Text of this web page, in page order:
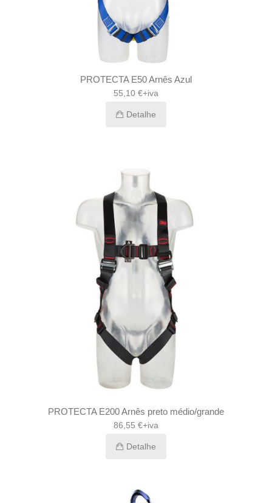
PROTECTA E50 Arnês Azul
55,10 €+iva
Detalhe
PROTECTA E200 Arnês preto médio/grande
86,55 €+iva
Detalhe